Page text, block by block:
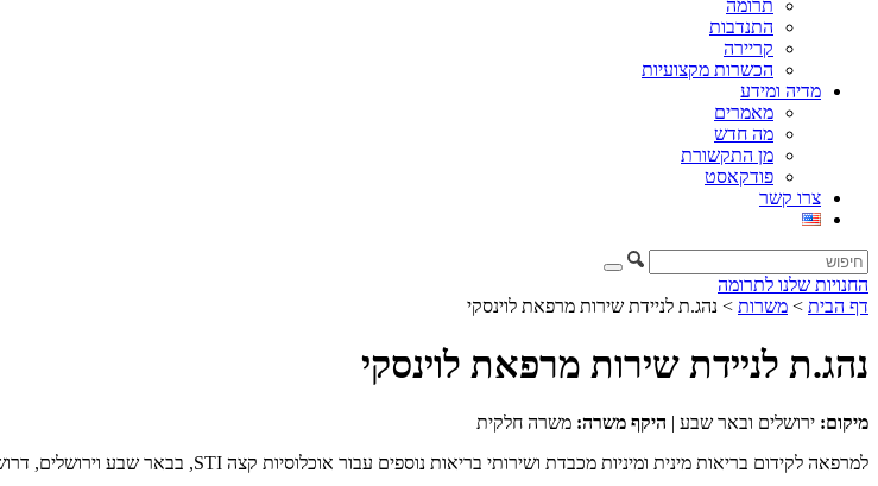
תרומה
התנדבות
קריירה
הכשרות מקצועיות
מדיה ומידע
מאמרים
מה חדש
מן התקשורת
פודקאסט
צרו קשר
החנויות שלנו לתרומה
דף הבית > משרות > נהג.ת לניידת שירות מרפאת לוינסקי
נהג.ת לניידת שירות מרפאת לוינסקי
מיקום: ירושלים ובאר שבע | היקף משרה: משרה חלקית
למרפאה לקידום בריאות מינית ומיניות מכבדת ושירותי בריאות נוספים עבור אוכלוסיות קצה STI, בבאר שבע וירושלים, דרושים